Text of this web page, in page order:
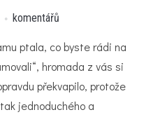
komentářů
ptala, co byste rádi na
hromada z vás si
překvapilo, protože
jednoduchého a